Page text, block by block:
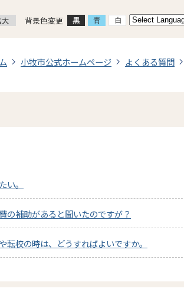
背景色変更
小牧市公式ホームページ よくある質問
い。
の補助があると聞いたのですが？
転校の時は、どうすればよいですか。